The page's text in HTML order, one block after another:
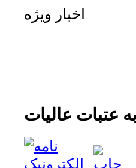
اخبار ویژه
عتبات عالیات